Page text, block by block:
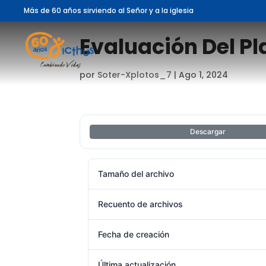
Más de 60 años sirviendo al Señor y a la iglesia
Evaluación Del
porSoter-Xplotos_7|Ago 1, 2024
Descargar
Tamaño del archivo
Recuento de archivos
Fecha de creación